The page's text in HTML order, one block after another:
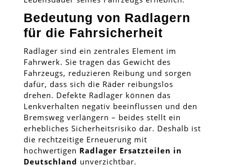
Bedeutung von Radlagern
für die Fahrsicherheit
Radlager sind ein zentrales Element im
Fahrwerk. Sie tragen das Gewicht des
Fahrzeugs, reduzieren Reibung und sorgen
dafür, dass sich die Räder reibungslos
drehen. Defekte Radlager können das
Lenkverhalten negativ beeinflussen und den
Bremsweg verlängern – beides stellt ein
erhebliches Sicherheitsrisiko dar. Deshalb ist
die rechtzeitige Erneuerung mit
hochwertigen Radlager Ersatzteilen in
Deutschland unverzichtbar.